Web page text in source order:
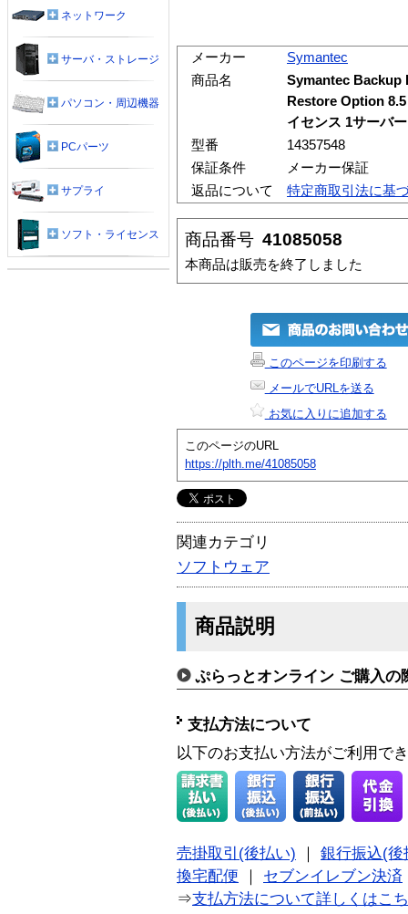
メーカー
Symantec
商品名
Symantec Backup
Restore Option
イセンス 1サーバー
型番
14357548
保証条件
メーカー保証
返品について
特定商取引法に基
商品番号 41085058
本商品は販売を終了しました
このページを印刷する
メールでURLを送る
お気に入りに追加する
このページのURL
https://plth.me/41085058
関連カテゴリ
ソフトウェア
商品説明
ぷらっとオンライン ご購入の
支払方法について
以下のお支払い方法がご利用で
売掛取引(後払い)
銀行振込(後
換宅配便
セブンイレブン決済
⇒支払方法について詳しくはこ
ネットワーク
サーバ・ストレージ
パソコン・周辺機器
PCパーツ
サプライ
ソフト・ライセンス